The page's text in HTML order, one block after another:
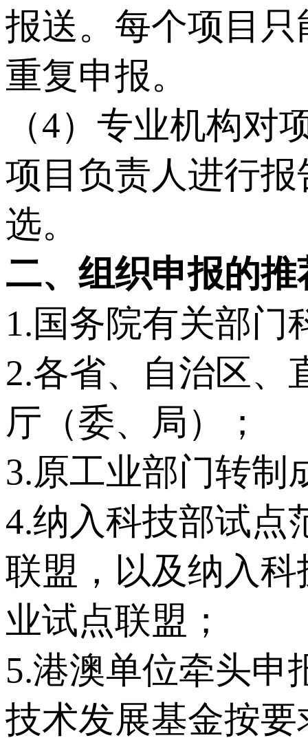
报送。每个项目
重复申报。
（4）专业机构
项目负责人进行
选。
二、组织申报的推
1.国务院有关部门
2.各省、自治区、
厅（委、局）；
3.原工业部门转制
4.纳入科技部试点
联盟，以及纳入
业试点联盟；
5.港澳单位牵头申
技术发展基金按